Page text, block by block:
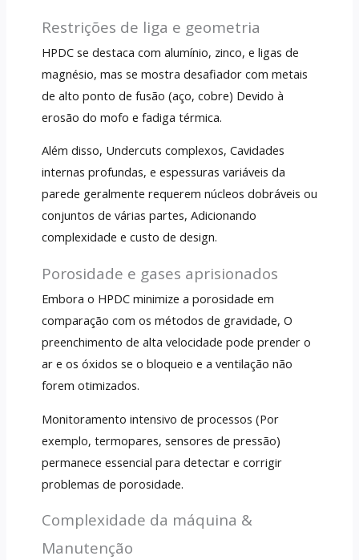
Restrições de liga e geometria
HPDC se destaca com alumínio, zinco, e ligas de
magnésio, mas se mostra desafiador com metais
de alto ponto de fusão (aço, cobre) Devido à
erosão do mofo e fadiga térmica.
Além disso, Undercuts complexos, Cavidades
internas profundas, e espessuras variáveis ​​da
parede geralmente requerem núcleos dobráveis ​​ou
conjuntos de várias partes, Adicionando
complexidade e custo de design.
Porosidade e gases aprisionados
Embora o HPDC minimize a porosidade em
comparação com os métodos de gravidade, O
preenchimento de alta velocidade pode prender o
ar e os óxidos se o bloqueio e a ventilação não
forem otimizados.
Monitoramento intensivo de processos (Por
exemplo, termopares, sensores de pressão)
permanece essencial para detectar e corrigir
problemas de porosidade.
Complexidade da máquina &
Manutenção